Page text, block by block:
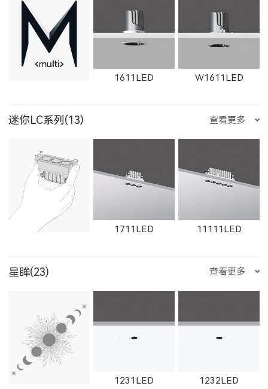
1611LED W1611LED
1612LED W1612LED 1761LED
1762LED W1762LED
迷你LC系列(13) 查看更多
1711LED 11111LED
12111LED W1711LED W11111LED
星眸(23) 查看更多
1231LED 1232LED